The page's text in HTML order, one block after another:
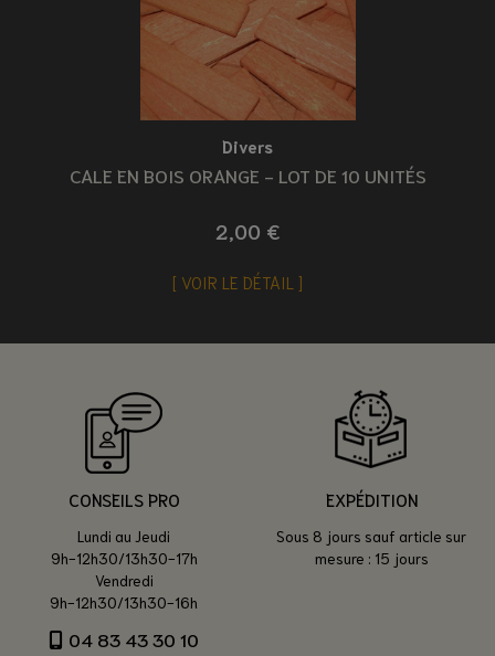
Divers
CALE EN BOIS ORANGE - LOT DE 10 UNITÉS
2,00 €
VOIR LE DÉTAIL
CONSEILS PRO
Lundi au Jeudi
9h-12h30/13h30-17h
Vendredi
9h-12h30/13h30-16h
04 83 43 30 10
EXPÉDITION
Sous 8 jours sauf article sur
mesure : 15 jours